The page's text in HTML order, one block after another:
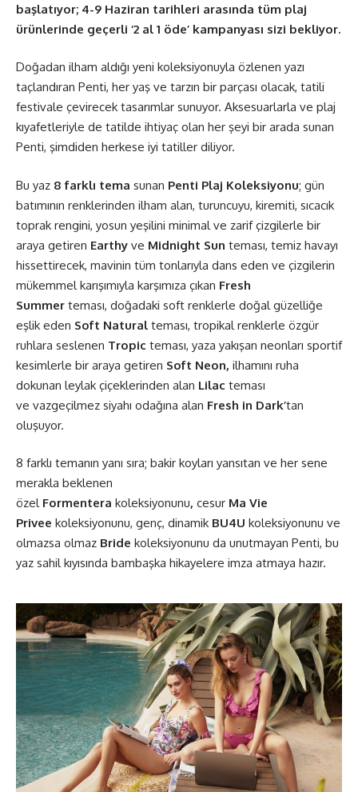
başlatıyor; 4-9 Haziran tarihleri arasında tüm plaj
ürünlerinde geçerli ‘2 al 1 öde’ kampanyası sizi bekliyor.
Doğadan ilham aldığı yeni koleksiyonuyla özlenen yazı
taçlandıran Penti, her yaş ve tarzın bir parçası olacak, tatili
festivale çevirecek tasarımlar sunuyor. Aksesuarlarla ve plaj
kıyafetleriyle de tatilde ihtiyaç olan her şeyi bir arada sunan
Penti, şimdiden herkese iyi tatiller diliyor.
Bu yaz 8 farklı tema sunan Penti Plaj Koleksiyonu; gün
batımının renklerinden ilham alan, turuncuyu, kiremiti, sıcacık
toprak rengini, yosun yeşilini minimal ve zarif çizgilerle bir
araya getiren Earthy ve Midnight Sun teması, temiz havayı
hissettirecek, mavinin tüm tonlarıyla dans eden ve çizgilerin
mükemmel karışımıyla karşımıza çıkan Fresh
Summer teması, doğadaki soft renklerle doğal güzelliğe
eşlik eden Soft Natural teması, tropikal renklerle özgür
ruhlara seslenen Tropic teması, yaza yakışan neonları sportif
kesimlerle bir araya getiren Soft Neon, ilhamını ruha
dokunan leylak çiçeklerinden alan Lilac teması
ve vazgeçilmez siyahı odağına alan Fresh in Dark’tan
oluşuyor.
8 farklı temanın yanı sıra; bakir koyları yansıtan ve her sene
merakla beklenen
özel Formentera koleksiyonunu, cesur Ma Vie
Privee koleksiyonunu, genç, dinamik BU4U koleksiyonunu ve
olmazsa olmaz Bride koleksiyonunu da unutmayan Penti, bu
yaz sahil kıyısında bambaşka hikayelere imza atmaya hazır.